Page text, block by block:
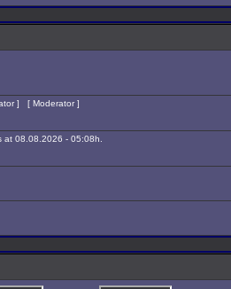
] [ Moderator ]
at 08.08.2026 - 05:08h.